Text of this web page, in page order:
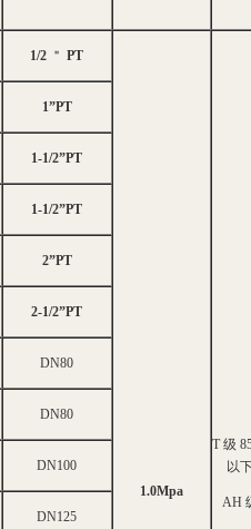
1/2 ＂PT
1.0Mpa
T 级
以
AH
1”PT
1-1/2”PT
1-1/2”PT
2”PT
2-1/2”PT
DN80
DN80
DN100
DN125